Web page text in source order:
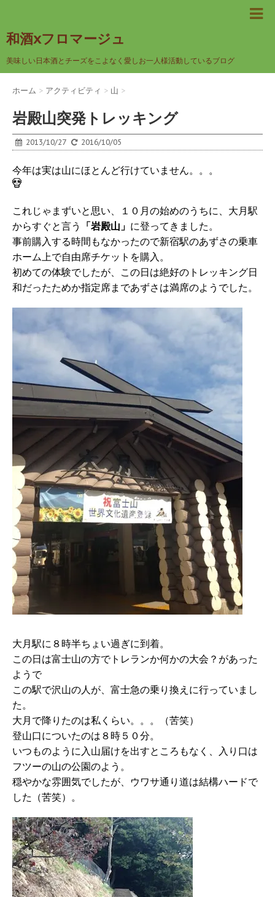
和酒xフロマージュ
美味しい日本酒とチーズをこよなく愛しお一人様活動しているブログ
ホーム > アクティビティ > 山 >
岩殿山突発トレッキング
2013/10/27 2016/10/05
今年は実は山にほとんど行けていません。。。
これじゃまずいと思い、１０月の始めのうちに、大月駅
からすぐと言う
「岩殿山」 に登ってきました。
事前購入する時間もなかったので新宿駅のあずさの乗車
ホーム上で自由席チケットを購入。
初めての体験でしたが、この日は絶好のトレッキング日
和だったためか指定席まであずさは満席のようでした。
大月駅に８時半ちょい過ぎに到着。
この日は富士山の方でトレランか何かの大会？があった
ようで
この駅で沢山の人が、富士急の乗り換えに行っていまし
た。
大月で降りたのは私くらい。。。（苦笑）
登山口についたのは８時５０分。
いつものように入山届けを出すところもなく、入り口は
フツーの山の公園のよう。
穏やかな雰囲気でしたが、ウワサ通り道は結構ハードで
した（苦笑）。